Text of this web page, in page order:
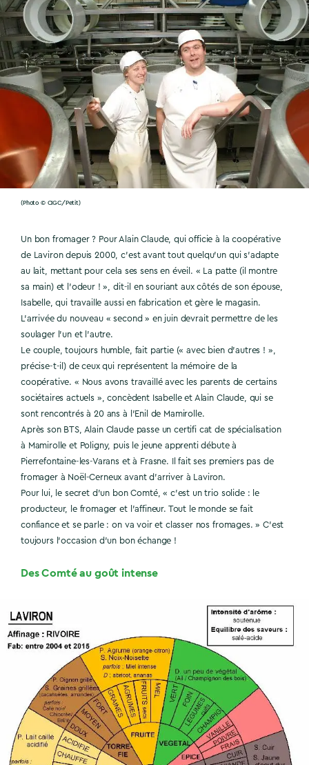
(Photo © CIGC/Petit)
Un bon fromager ? Pour Alain Claude, qui officie à la coopérative
de Laviron depuis 2000, c’est avant tout quelqu’un qui s’adapte
au lait, mettant pour cela ses sens en éveil. « La patte (il montre
sa main) et l’odeur ! », dit-il en souriant aux côtés de son épouse,
Isabelle, qui travaille aussi en fabrication et gère le magasin.
L’arrivée du nouveau « second » en juin devrait permettre de les
soulager l’un et l’autre.
Le couple, toujours humble, fait partie (« avec bien d’autres ! »,
précise-t-il) de ceux qui représentent la mémoire de la
coopérative. « Nous avons travaillé avec les parents de certains
sociétaires actuels », concèdent Isabelle et Alain Claude, qui se
sont rencontrés à 20 ans à l’Enil de Mamirolle.
Après son BTS, Alain Claude passe un certifi cat de spécialisation
à Mamirolle et Poligny, puis le jeune apprenti débute à
Pierrefontaine-les-Varans et à Frasne. Il fait ses premiers pas de
fromager à Noël-Cerneux avant d’arriver à Laviron.
Pour lui, le secret d’un bon Comté, « c’est un trio solide : le
producteur, le fromager et l’affineur. Tout le monde se fait
confiance et se parle : on va voir et classer nos fromages. » C’est
toujours l’occasion d’un bon échange !
Des Comté au goût intense